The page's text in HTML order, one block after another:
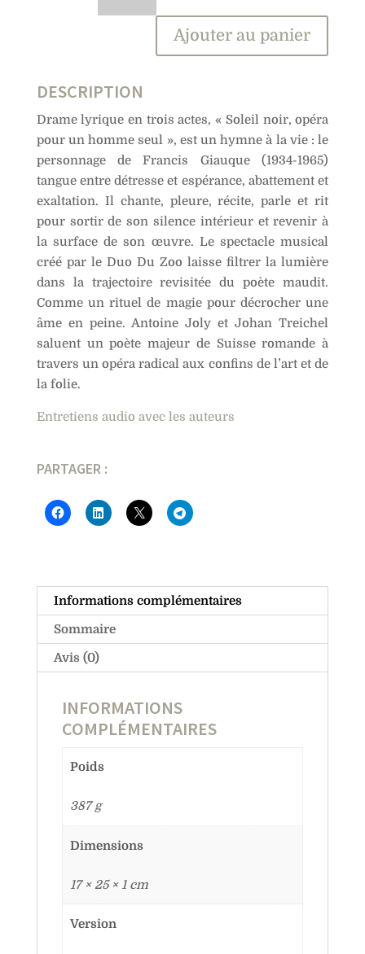
noir,
opéra
pour
un
homme
seul
Ajouter au panier
e
t
i
v
e
:
DESCRIPTION
Drame lyrique en trois actes, « Soleil noir, opéra
pour un homme seul », est un hymne à la vie : le
personnage de Francis Giauque (1934-1965)
tangue entre détresse et espérance, abattement et
exaltation. Il chante, pleure, récite, parle et rit
pour sortir de son silence intérieur et revenir à
la surface de son œuvre. Le spectacle musical
créé par le Duo Du Zoo laisse filtrer la lumière
dans la trajectoire revisitée du poète maudit.
Comme un rituel de magie pour décrocher une
âme en peine. Antoine Joly et Johan Treichel
saluent un poète majeur de Suisse romande à
travers un opéra radical aux confins de l’art et de
la folie.
Entretiens audio avec les auteurs
PARTAGER :
Informations complémentaires
Sommaire
Avis (0)
INFORMATIONS
COMPLÉMENTAIRES
Poids
387 g
Dimensions
17 × 25 × 1 cm
Version